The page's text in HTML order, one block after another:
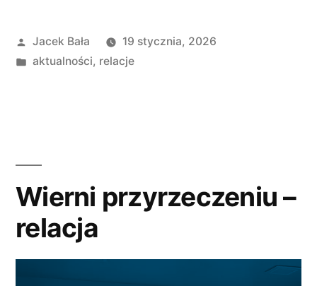
pastorałek
pt.
Opublikowane
przez
Jacek Bała
19 stycznia, 2026
Opublikowano
aktualności, relacje
Wierni przyrzeczeniu –
relacja